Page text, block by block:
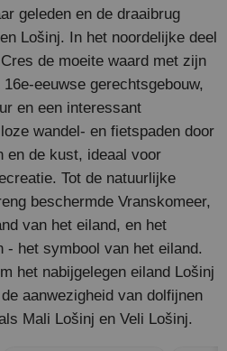
geleden en de draaibrug
Lošinj. In het noordelijke deel
de moeite waard met zijn
eeuwse gerechtsgebouw,
en een interessant
wandel- en fietspaden door
en de kust, ideaal voor
Tot de natuurlijke
beschermde Vranskomeer,
van het eiland, en het
- het symbool van het eiland.
het nabijgelegen eiland Lošinj
aanwezigheid van dolfijnen
Mali Lošinj en Veli Lošinj.